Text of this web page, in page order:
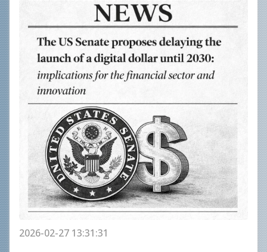
2026-02-27 13:31:31